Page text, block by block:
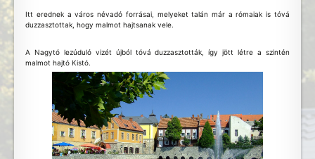
Itt erednek a város névadó forrásai, melyeket talán már a rómaiak is tóvá
duzzasztottak, hogy malmot hajtsanak vele.
A Nagytó lezúduló vizét újból tóvá duzzasztották, így jött létre a szintén
malmot hajtó Kistó.